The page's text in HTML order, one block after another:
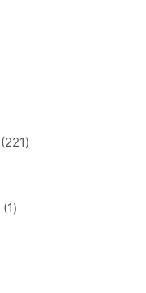
221221
11